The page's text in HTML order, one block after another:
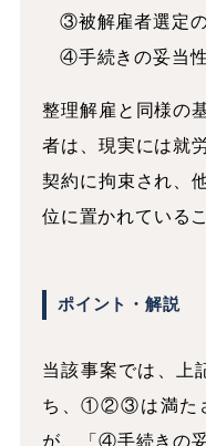
③被解雇者選定
④手続きの妥当性
整理解雇と同様の
者は、現実には就
契約に拘束され、
位に置かれている
ポイント・解説
当該事案では、上
ち、①②③は満た
が、「④手続きの